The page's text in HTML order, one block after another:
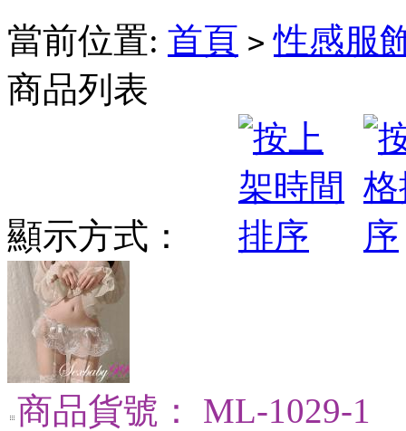
當前位置: 首頁 > 性感服
商品列表
顯示方式：
商品貨號： ML-1029-1